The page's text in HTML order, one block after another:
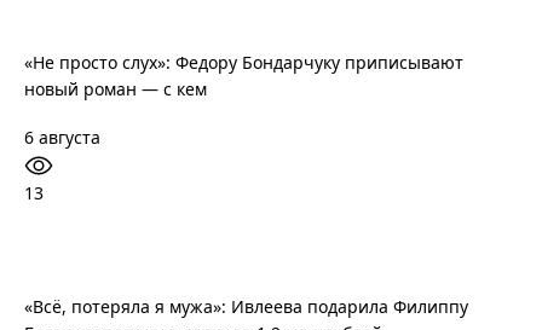
«Не просто слух»: Федору Бондарчуку приписывают
новый роман — с кем
6 августа
13
«Всё, потеряла я мужа»: Ивлеева подарила Филиппу